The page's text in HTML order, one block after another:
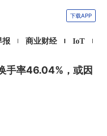
下载APP
报 商业财经 IoT
手率46.04%，或因